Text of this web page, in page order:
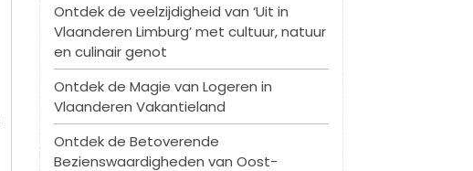
Ontdek de veelzijdigheid van ‘Uit in
Vlaanderen Limburg’ met cultuur, natuur
en culinair genot
Ontdek de Magie van Logeren in
Vlaanderen Vakantieland
Ontdek de Betoverende
Bezienswaardigheden van Oost-